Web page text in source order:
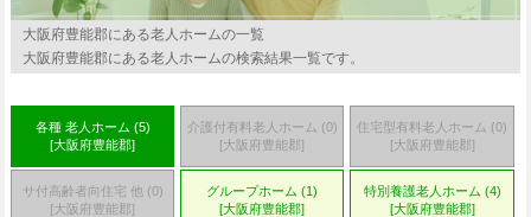
大阪府豊能郡にある老人ホームの一覧
大阪府豊能郡にある老人ホームの検索結果一覧です。
各種 老人ホーム (5)
[大阪府豊能郡]
介護付有料老人ホーム (0)
[大阪府豊能郡]
住宅型有料老人ホーム (0)
[大阪府豊能郡]
サ付高齢者向住宅 他 (0)
[大阪府豊能郡]
グループホーム (1)
[大阪府豊能郡]
特別養護老人ホーム (4)
[大阪府豊能郡]